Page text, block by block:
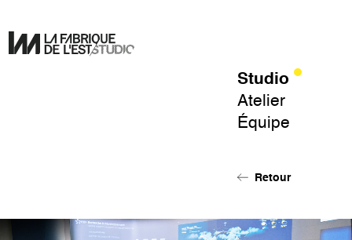
Studio
Atelier
Équipe
Retour